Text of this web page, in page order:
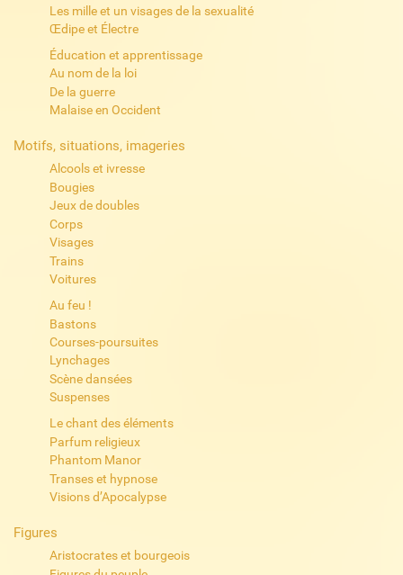
Les mille et un visages de la sexualité
Œdipe et Électre
Éducation et apprentissage
Au nom de la loi
De la guerre
Malaise en Occident
Motifs, situations, imageries
Alcools et ivresse
Bougies
Jeux de doubles
Corps
Visages
Trains
Voitures
Au feu !
Bastons
Courses-poursuites
Lynchages
Scène dansées
Suspenses
Le chant des éléments
Parfum religieux
Phantom Manor
Transes et hypnose
Visions d’Apocalypse
Figures
Aristocrates et bourgeois